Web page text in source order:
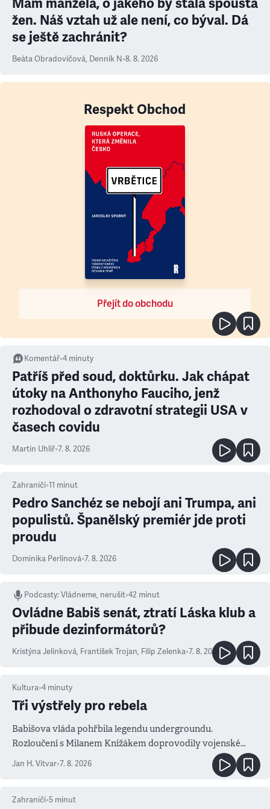
Mám manžela, o jakého by stála spousta
žen. Náš vztah už ale není, co býval. Dá
se ještě zachránit?
Beáta Obradovičová, Denník N•8. 8. 2026
Respekt Obchod
Přejít do obchodu
Komentář•4 minuty
Patříš před soud, doktůrku. Jak chápat
útoky na Anthonyho Fauciho, jenž
rozhodoval o zdravotní strategii USA v
časech covidu
Martin Uhlíř•7. 8. 2026
Zahraničí•11 minut
Pedro Sanchéz se nebojí ani Trumpa, ani
populistů. Španělský premiér jde proti
proudu
Dominika Perlínová•7. 8. 2026
Podcasty:Vládneme, nerušit•42 minut
Ovládne Babiš senát, ztratí Láska klub a
přibude dezinformátorů?
Kristýna Jelínková, František Trojan, Filip Zelenka•7. 8. 2026
Kultura•4 minuty
Tři výstřely pro rebela
Babišova vláda pohřbila legendu undergroundu.
Rozloučení s Milanem Knížákem doprovodily vojenské
salvy i kritika pokrokářů
Jan H. Vitvar•7. 8. 2026
Zahraničí•5 minut